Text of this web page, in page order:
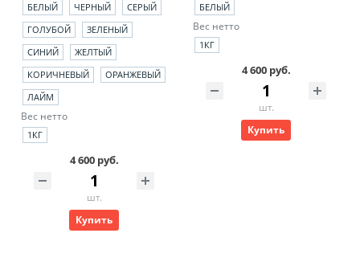
БЕЛЫЙ ЧЕРНЫЙ
СЕРЫЙ
ГОЛУБОЙ
ЗЕЛЕНЫЙ
СИНИЙ
ЖЕЛТЫЙ
КОРИЧНЕВЫЙ
ОРАНЖЕВЫЙ
ЛАЙМ
Вес нетто
1КГ
4 600 руб.
шт.
Купить
БЕЛЫЙ
Вес нетто
1КГ
4 600 руб.
шт.
Купить